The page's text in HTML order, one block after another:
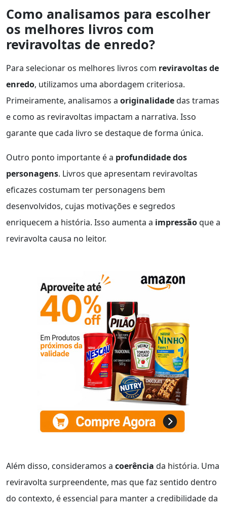
Como analisamos para escolher
os melhores livros com
reviravoltas de enredo?
Para selecionar os melhores livros com reviravoltas de
enredo, utilizamos uma abordagem criteriosa.
Primeiramente, analisamos a originalidadedas tramas
e como as reviravoltas impactam a narrativa. Isso
garante que cada livro se destaque de forma única.
Outro ponto importante é a profundidade dos
personagens. Livros que apresentam reviravoltas
eficazes costumam ter personagens bem
desenvolvidos, cujas motivações e segredos
enriquecem a história. Isso aumenta a impressãoque a
reviravolta causa no leitor.
Além disso, consideramos a coerência da história. Uma
reviravolta surpreendente, mas que faz sentido dentro
do contexto, é essencial para manter a credibilidade da